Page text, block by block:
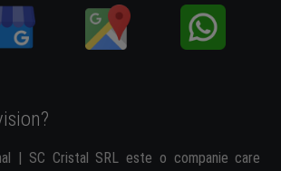
| SC Cristal SRL este o companie care